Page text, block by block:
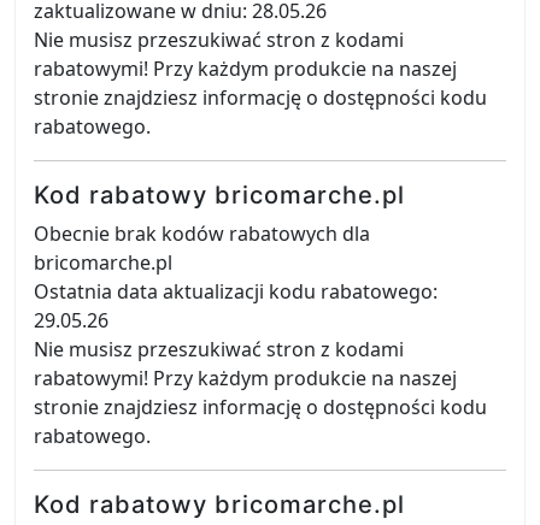
zaktualizowane w dniu: 28.05.26
Nie musisz przeszukiwać stron z kodami
rabatowymi! Przy każdym produkcie na naszej
stronie znajdziesz informację o dostępności kodu
rabatowego.
Kod rabatowy bricomarche.pl
Obecnie brak kodów rabatowych dla
bricomarche.pl
Ostatnia data aktualizacji kodu rabatowego:
29.05.26
Nie musisz przeszukiwać stron z kodami
rabatowymi! Przy każdym produkcie na naszej
stronie znajdziesz informację o dostępności kodu
rabatowego.
Kod rabatowy bricomarche.pl